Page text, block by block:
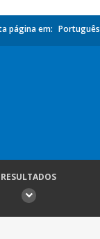
página em: Português
RESULTADOS